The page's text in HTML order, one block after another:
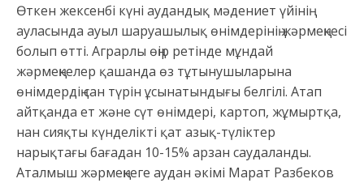
Өткен жексенбі күні аудандық мәдениет үйінің
ауласында ауыл шаруашылық өнімдерінің жәрмеңкесі
болып өтті. Аграрлы өңір ретінде мұндай
жәрмеңкелер қашанда өз тұтынушыларына
өнімдердің сан түрін ұсынатындығы белгілі. Атап
айтқанда ет және сүт өнімдері, картоп, жұмыртқа,
нан сияқты күнделікті қат азық-түліктер
нарықтағы бағадан 10-15% арзан саудаланды.
Аталмыш жәрмеңкеге аудан әкімі Марат Разбеков